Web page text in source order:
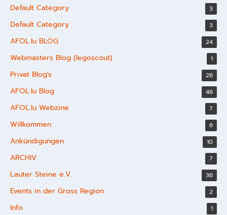
Default Category 3
Default Category 3
AFOL.lu BLOG 24
Webmasters Blog (legoscout) 1
Privat Blog's 26
AFOL.lu Blog 46
AFOL.lu Webzine 7
Willkommen 6
Ankündigungen 10
ARCHIV 7
Lauter Steine e.V. 36
Events in der Gross Region 2
Info 1